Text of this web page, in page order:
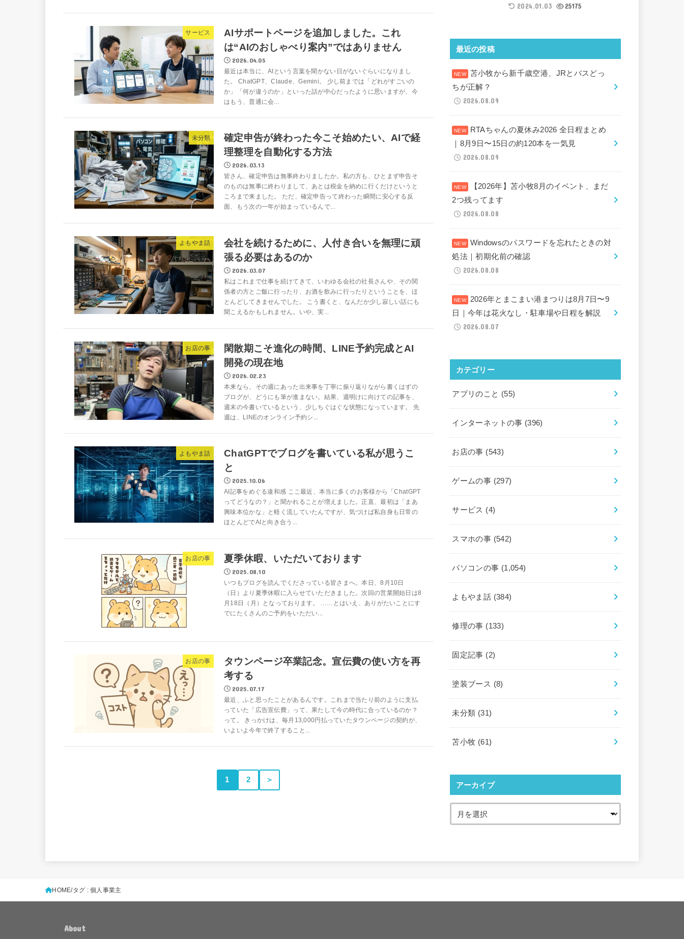
サービス
AIサポートページを追加しました。これ
は“AIのおしゃべり案内”ではありません
2026.04.05
最近は本当に、AIという言葉を聞かない日がないぐらいになりまし
た。 ChatGPT、Claude、Gemini。 少し前までは「どれがすごいの
か」「何が違うのか」といった話が中心だったように思いますが、今
はもう、普通に会...
未分類
確定申告が終わった今こそ始めたい、AIで経
理整理を自動化する方法
2026.03.13
皆さん、確定申告は無事終わりましたか。私の方も、ひとまず申告そ
のものは無事に終わりまして、あとは税金を納めに行くだけというと
ころまで来ました。 ただ、確定申告って終わった瞬間に安心する反
面、もう次の一年が始まっているんで...
よもやま話
会社を続けるために、人付き合いを無理に頑
張る必要はあるのか
2026.03.07
私はこれまで仕事を続けてきて、いわゆる会社の社長さんや、その関
係者の方とご飯に行ったり、お酒を飲みに行ったりということを、ほ
とんどしてきませんでした。 こう書くと、なんだか少し寂しい話にも
聞こえるかもしれません。いや、実...
お店の事
閑散期こそ進化の時間、LINE予約完成とAI
開発の現在地
2026.02.23
本来なら、その週にあった出来事を丁寧に振り返りながら書くはずの
ブログが、どうにも筆が進まない。結果、週明けに向けての記事を、
週末の今書いているという、少しちぐはぐな状態になっています。 先
週は、LINEのオンライン予約シ...
よもやま話
ChatGPTでブログを書いている私が思うこ
と
2025.10.06
AI記事をめぐる違和感 ここ最近、本当に多くのお客様から「ChatGPT
ってどうなの？」と聞かれることが増えました。正直、最初は「まあ
興味本位かな」と軽く流していたんですが、気づけば私自身も日常の
ほとんどでAIと向き合う...
お店の事 夏季休暇、いただいております
2025.08.10
いつもブログを読んでくださっている皆さまへ。本日、8月10日
（日）より夏季休暇に入らせていただきました。次回の営業開始日は8
月18日（月）となっております。 ……とはいえ、ありがたいことにす
でにたくさんのご予約をいただい...
お店の事
タウンページ卒業記念。宣伝費の使い方を再
考する
2025.07.17
最近、ふと思ったことがあるんです。これまで当たり前のように支払
っていた「広告宣伝費」って、果たして今の時代に合っているのか？
って。 きっかけは、毎月13,000円払っていたタウンページの契約が、
いよいよ今年で終了すること...
1 2 ＞
2024.01.03
25175
最近の投稿
苫小牧から新千歳空港、JRとバスどっ
ちが正解？
2026.08.09
RTAちゃんの夏休み2026 全日程まとめ
｜8月9日〜15日の約120本を一気見
2026.08.09
【2026年】苫小牧8月のイベント、まだ
2つ残ってます
2026.08.08
Windowsのパスワードを忘れたときの対
処法｜初期化前の確認
2026.08.08
2026年とまこまい港まつりは8月7日〜9
日｜今年は花火なし・駐車場や日程を解説
2026.08.07
カテゴリー
アプリのこと (55)
インターネットの事 (396)
お店の事 (543)
ゲームの事 (297)
サービス (4)
スマホの事 (542)
パソコンの事 (1,054)
よもやま話 (384)
修理の事 (133)
固定記事 (2)
塗装ブース (8)
未分類 (31)
苫小牧 (61)
アーカイブ
HOME タグ : 個人事業主
About